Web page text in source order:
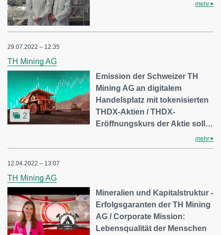
mehr
29.07.2022 – 12:35
TH Mining AG
2
Emission der Schweizer TH
Mining AG an digitalem
Handelsplatz mit tokenisierten
THDX-Aktien / THDX-
Eröffnungskurs der Aktie soll…
mehr
12.04.2022 – 13:07
TH Mining AG
Mineralien und Kapitalstruktur -
Erfolgsgaranten der TH Mining
AG / Corporate Mission:
Lebensqualität der Menschen